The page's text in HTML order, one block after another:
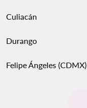
Culiacán
Durango
Felipe Ángeles (CDMX)